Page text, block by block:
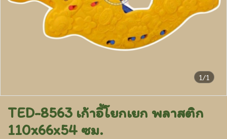
1/1
TED-8563 เก้าอี้โยกเยก พลาสติก
110x66x54 ซม.